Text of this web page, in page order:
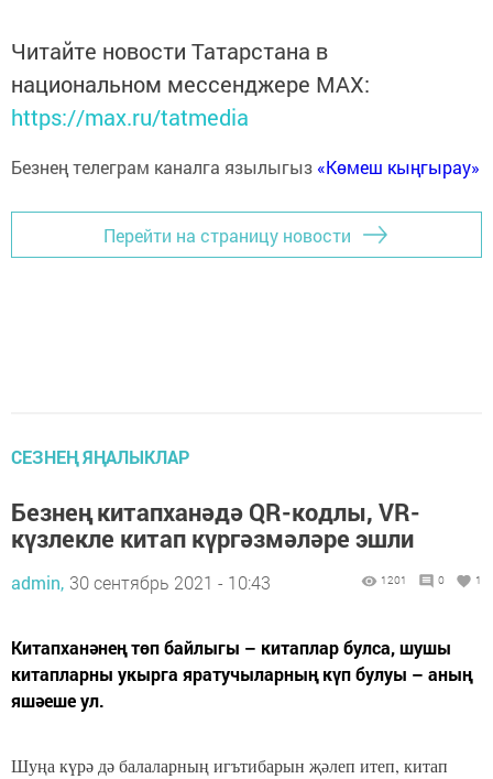
Читайте новости Татарстана в
национальном мессенджере MАХ:
https://max.ru/tatmedia
Безнең телеграм каналга язылыгыз «Көмеш кыңгырау»
Перейти на страницу новости
СЕЗНЕҢ ЯҢАЛЫКЛАР
Безнең китапханәдә QR-кодлы, VR-
күзлекле китап күргәзмәләре эшли
admin, 30 сентябрь 2021 - 10:43 1201 0 1
Китапханәнең төп байлыгы – китаплар булса, шушы
китапларны укырга яратучыларның күп булуы – аның
яшәеше ул.
Шуңа күрә дә балаларның игътибарын җәлеп итеп, китап